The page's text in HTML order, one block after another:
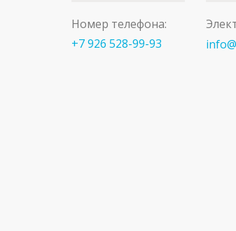
Номер телефона:
+7 926 528-99-93